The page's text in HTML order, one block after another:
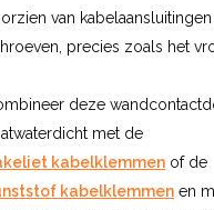
van
precies zoals het
deze
met de
kabelklemmen of de
kabelklemmen en